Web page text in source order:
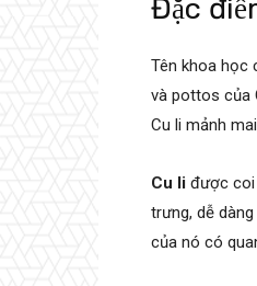
Đặc
Tên khoa học
và pottos của
Cu li mảnh
Cu li được coi
trưng, dễ
của nó có